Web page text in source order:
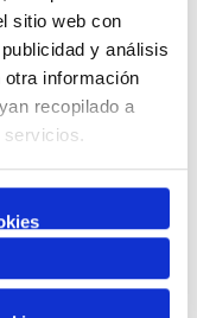
sitio web con
y análisis
información
recopilado a
servicios.